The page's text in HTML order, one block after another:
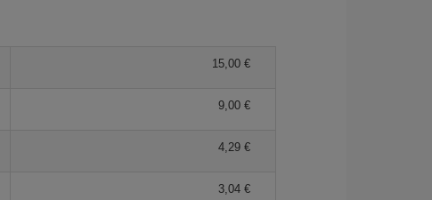
15,00 €
9,00 €
4,29 €
3,04 €